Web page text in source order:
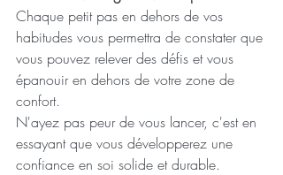
Chaque petit pas en dehors de vos
habitudes vous permettra de constater que
vous pouvez relever des défis et vous
épanouir en dehors de votre zone de
confort.
N'ayez pas peur de vous lancer, c'est en
essayant que vous développerez une
confiance en soi solide et durable.